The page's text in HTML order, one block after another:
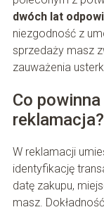
dwóch lat
niezgodność z
sprzedaży masz
zauważenia
Co
reklamacja?
W reklamacji
identyfikację
datę zakupu,
masz.